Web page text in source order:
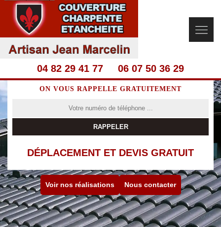
04 82 29 41 77 06 07 50 36 29
ON VOUS RAPPELLE GRATUITEMENT
DÉPLACEMENT ET DEVIS GRATUIT
Voir nos réalisations Nous contacter